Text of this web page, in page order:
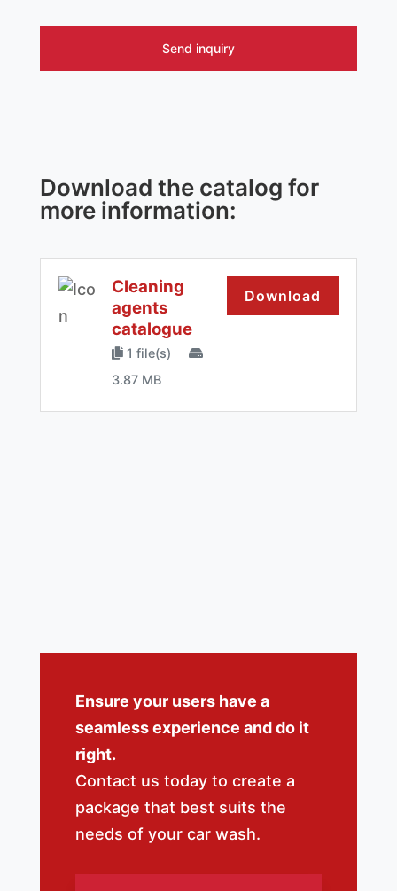
Send inquiry
Download the catalog for
more information:
Cleaning
agents
catalogue
1 file(s)
3.87 MB
Download
Ensure your users have a
seamless experience and do it
right.
Contact us today to create a
package that best suits the
needs of your car wash.